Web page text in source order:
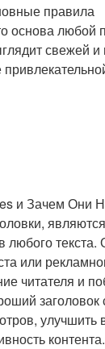
правила
основа любой
свежей и
и Зачем Они
любого
или
читателя и
заголовок
улучшить
контента.